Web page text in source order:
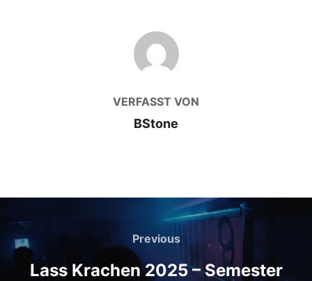
BEITRAGSAUTOR
VERFASST VON
BStone
Beitragsnavigation
Previous
Previous
Lass Krachen 2025 – Semester